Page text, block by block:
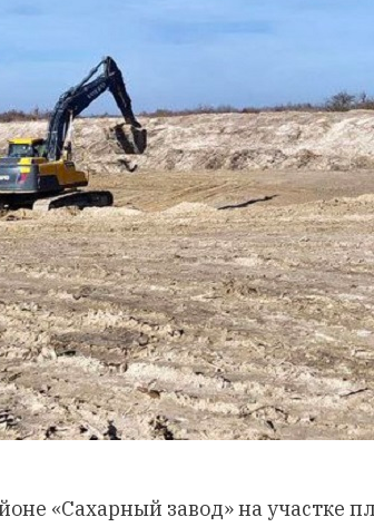
«Сахарный завод» на участке